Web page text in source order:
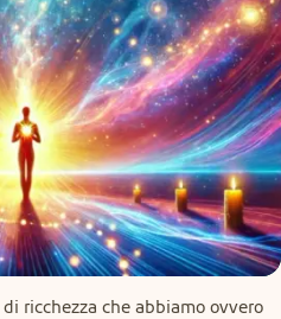
ricchezza che abbiamo ovvero